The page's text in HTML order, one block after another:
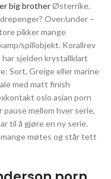
big brotherØsterrike.
Over/under –
pikker mange
spillobjekt. Korallrev
sjelden krystallklart
Sort, Greige eller marine
med matt finish
oslo asian porn
mellom hver serie,
til å gjøre en ny serie.
møtes og står tett